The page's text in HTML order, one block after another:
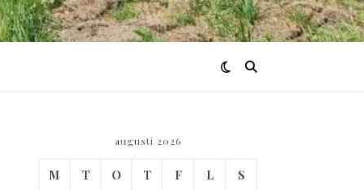
augusti 2026
M T O T F L S